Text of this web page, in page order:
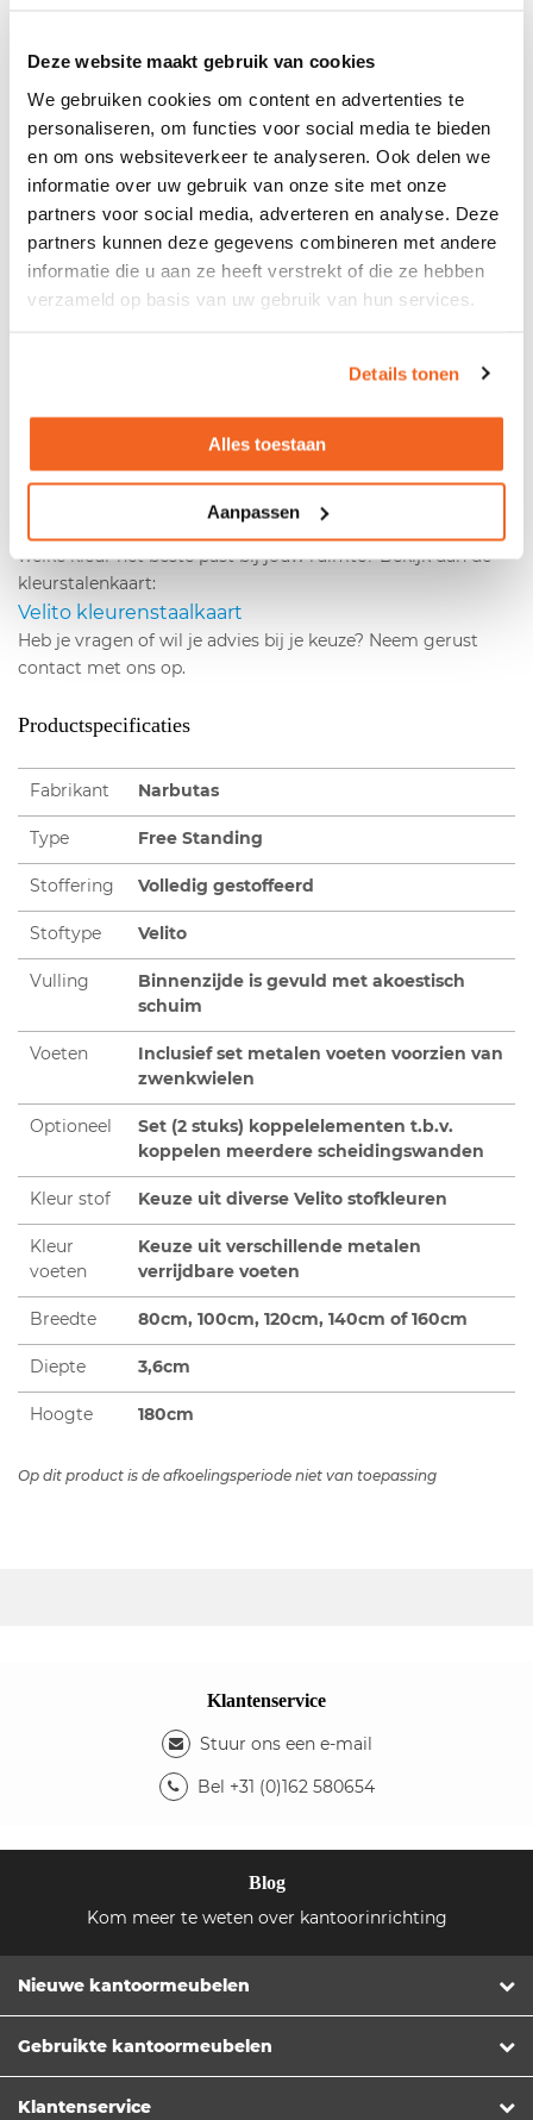
Deze website maakt gebruik van cookies
We gebruiken cookies om content en advertenties te
personaliseren, om functies voor social media te bieden
en om ons websiteverkeer te analyseren. Ook delen we
informatie over uw gebruik van onze site met onze
partners voor social media, adverteren en analyse. Deze
partners kunnen deze gegevens combineren met andere
informatie die u aan ze heeft verstrekt of die ze hebben
verzameld op basis van uw gebruik van hun services.
Details tonen
Alles toestaan
Aanpassen
Voor zowel ParticulieralsZakelijk
ProfessioneleBezorg- en Montageservice
Omschrijving
De verrijdbare akoestische scheidingswand 180cm hoog is
wand is voorzien van akoestisch schuim. Hierdoor helpt de
standaard meegeleverde metalen voeten zitten vier
uw ruimte te kunnen verplaatsen.
Kleurstaal bekijken?
Dit product is bekleed met de Velito-stof van Narbutas en is
verkrijgbaar in verschillende kleuren. Wil je vooraf zien
welke kleur het beste past bij jouw ruimte? Bekijk dan de
kleurstalenkaart:
Velito kleurenstaalkaart
Heb je vragen of wil je advies bij je keuze? Neem gerust
contact met ons op.
Productspecificaties
Fabrikant Narbutas
Type Free Standing
Stoffering Volledig gestoffeerd
Stoftype Velito
Vulling
Binnenzijde is gevuld met akoestisch
schuim
Voeten
Inclusief set metalen voeten voorzien van
zwenkwielen
Optioneel
Set (2 stuks) koppelelementen t.b.v.
koppelen meerdere scheidingswanden
Kleur stof Keuze uit diverse Velito stofkleuren
Kleur
voeten
Keuze uit verschillende metalen
verrijdbare voeten
Breedte 80cm, 100cm, 120cm, 140cm of 160cm
Diepte 3,6cm
Hoogte 180cm
Op dit product is de afkoelingsperiode niet van toepassing
Klantenservice
Stuur ons een e-mail
Bel +31 (0)162 580654
Blog
Kom meer te weten over kantoorinrichting
Nieuwe kantoormeubelen
Gebruikte kantoormeubelen
Klantenservice